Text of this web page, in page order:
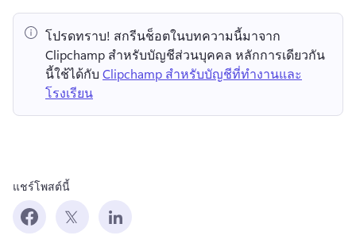
โปรดทราบ! สกรีนช็อตในบทความนี้มาจาก
Clipchamp สำหรับบัญชีส่วนบุคคล หลักการเดียวกัน
นี้ใช้ได้กับ Clipchamp สำหรับบัญชีที่ทำงานและ
โรงเรียน
แชร์โพสต์นี้